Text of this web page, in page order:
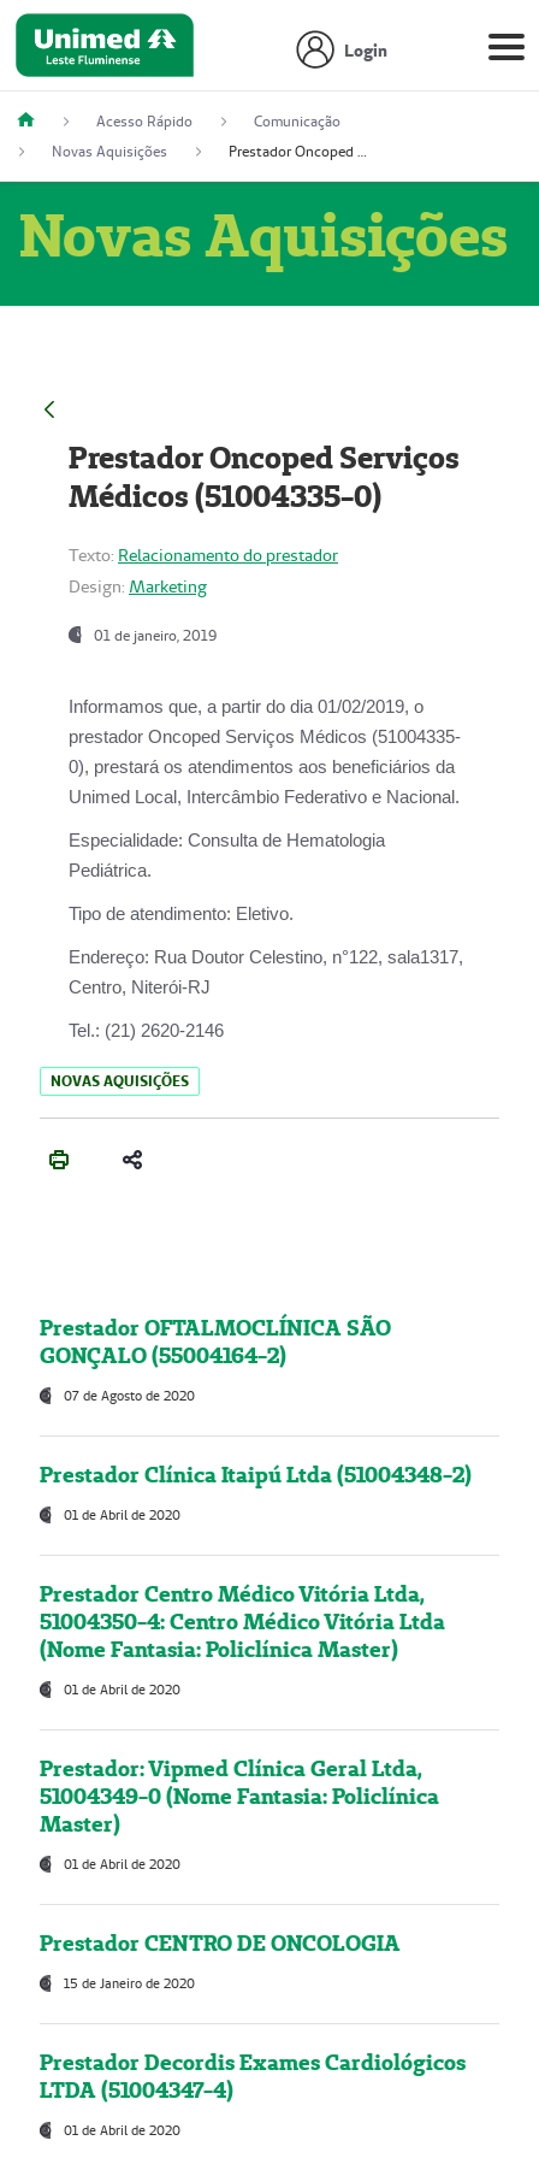
Login
Acesso Rápido
Comunicação
Novas Aquisições
Prestador Oncoped Serviços Médicos (51004335-0)
Novas Aquisições
Prestador Oncoped Serviços
Médicos (51004335-0)
Texto: Relacionamento do prestador
Design: Marketing
01 de janeiro, 2019
Informamos que, a partir do dia 01/02/2019, o
prestador Oncoped Serviços Médicos (51004335-
0), prestará os atendimentos aos beneficiários da
Unimed Local, Intercâmbio Federativo e Nacional.
Especialidade: Consulta de Hematologia
Pediátrica.
Tipo de atendimento: Eletivo.
Endereço: Rua Doutor Celestino, n°122, sala1317,
Centro, Niterói-RJ
Tel.: (21) 2620-2146
NOVAS AQUISIÇÕES
Prestador OFTALMOCLÍNICA SÃO
GONÇALO (55004164-2)
07 de Agosto de 2020
Prestador Clínica Itaipú Ltda (51004348-2)
01 de Abril de 2020
Prestador Centro Médico Vitória Ltda,
51004350-4: Centro Médico Vitória Ltda
(Nome Fantasia: Policlínica Master)
01 de Abril de 2020
Prestador: Vipmed Clínica Geral Ltda,
51004349-0 (Nome Fantasia: Policlínica
Master)
01 de Abril de 2020
Prestador CENTRO DE ONCOLOGIA
15 de Janeiro de 2020
Prestador Decordis Exames Cardiológicos
LTDA (51004347-4)
01 de Abril de 2020